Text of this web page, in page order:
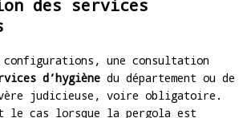
des services
configurations, une consultation
d’hygiène du département ou de
judicieuse, voire obligatoire.
le cas lorsque la pergola est